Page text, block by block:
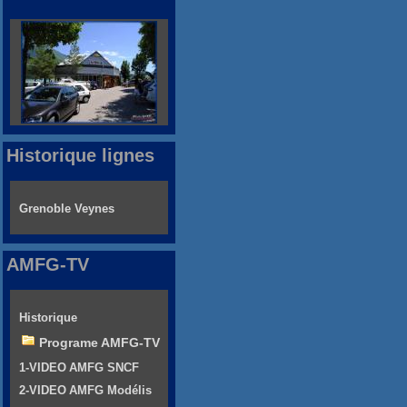
Historique lignes
Grenoble Veynes
AMFG-TV
Historique
Programe AMFG-TV
1-VIDEO AMFG SNCF
2-VIDEO AMFG Modélis